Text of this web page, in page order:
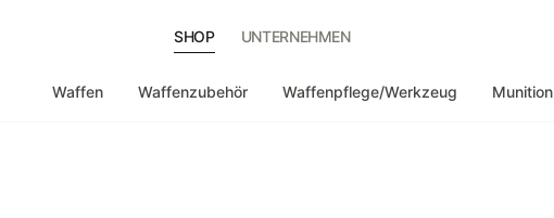
SHOP UNTERNEHMEN
Waffen Waffenzubehör Waffenpflege/Werkzeug Munition